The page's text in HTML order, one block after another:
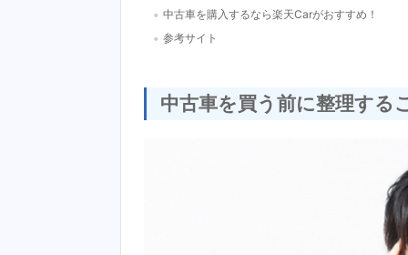
・中古車を購入するなら楽天Carがおすすめ！
・参考サイト
中古車を買う前に整理する